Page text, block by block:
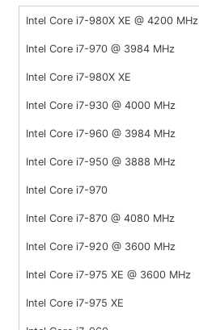
Intel Core i7-980X XE @ 4200 MHz
Intel Core i7-970 @ 3984 MHz
Intel Core i7-980X XE
Intel Core i7-930 @ 4000 MHz
Intel Core i7-960 @ 3984 MHz
Intel Core i7-950 @ 3888 MHz
Intel Core i7-970
Intel Core i7-870 @ 4080 MHz
Intel Core i7-920 @ 3600 MHz
Intel Core i7-975 XE @ 3600 MHz
Intel Core i7-975 XE